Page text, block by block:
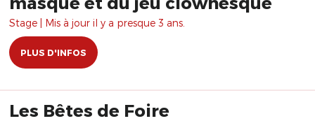
Stage | Mis à jour il y a presque 3 ans.
PLUS D'INFOS
Les Bêtes de Foire